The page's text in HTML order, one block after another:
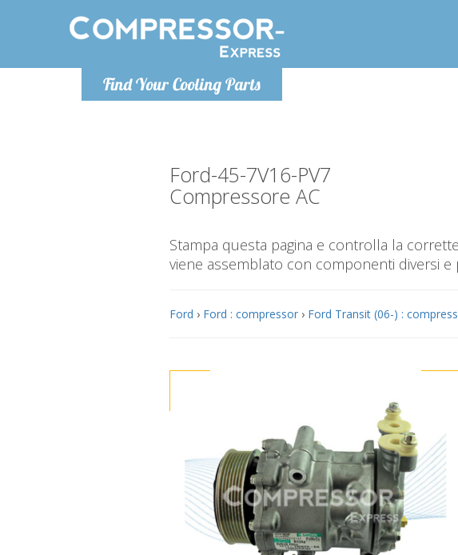
Find Your Cooling Parts
Lunedì-Venerdì 9-12 / 14-17
+393278892946
info@compressor-express.it
Ford-45-7V16-PV7
Compressore AC
Stampa questa pagina e controlla la
viene assemblato con componenti diversi
Ford › Ford : compressor › Ford Transit (06-) :